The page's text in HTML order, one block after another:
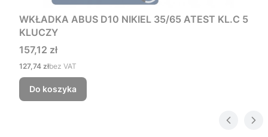
WKŁADKA ABUS D10 NIKIEL 35/65 ATEST KL.C 5
KLUCZY
Cena
157,12 zł
Cena
127,74 złbez VAT
Do koszyka